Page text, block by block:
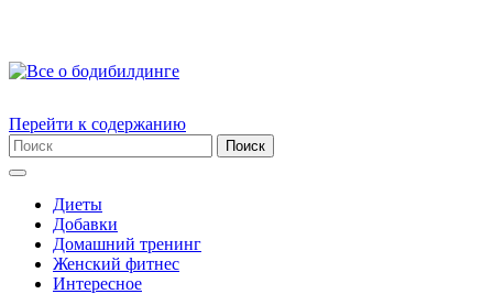
Перейти к содержанию
Диеты
Добавки
Домашний тренинг
Женский фитнес
Интересное